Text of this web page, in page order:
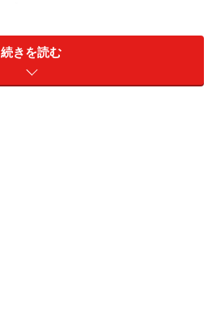
続きを読む